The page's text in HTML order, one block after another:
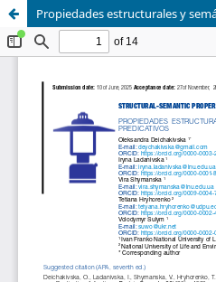
Propiedades estructurales y